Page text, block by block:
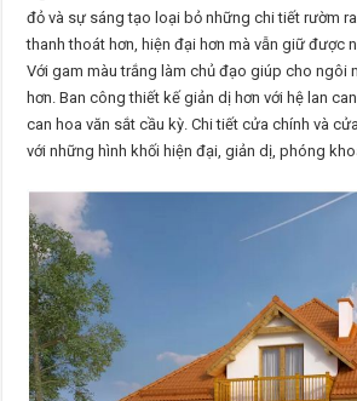
đỏ và sự sáng tạo loại bỏ những chi tiết rườm
thanh thoát hơn, hiện đại hơn mà vẫn giữ được
Với gam màu trắng làm chủ đạo giúp cho ngôi
hơn. Ban công thiết kế giản dị hơn với hệ lan
can hoa văn sắt cầu kỳ. Chi tiết cửa chính và
với những hình khối hiện đại, giản dị, phóng